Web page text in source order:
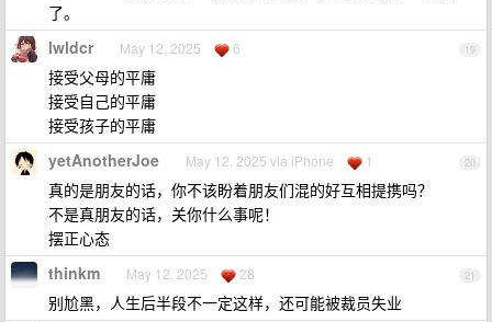
了。
19
lwldcr May 12, 2025 6
接受父母的平庸
接受自己的平庸
接受孩子的平庸
20
yetAnotherJoe May 12, 2025 via iPhone 1
真的是朋友的话，你不该盼着朋友们混的好互相提携吗？
不是真朋友的话，关你什么事呢！
摆正心态
21
thinkm May 12, 2025 28
别尬黑，人生后半段不一定这样，还可能被裁员失业